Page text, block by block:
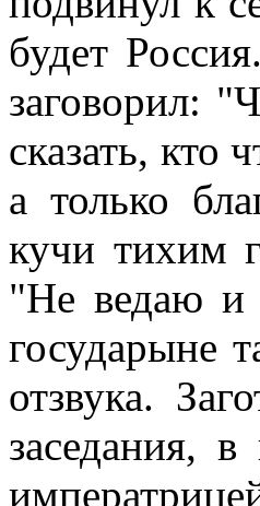
будет
заговорил:
сказать, кто
а только
кучи тихим
"Не ведаю и
государыне
отзвука.
заседания,